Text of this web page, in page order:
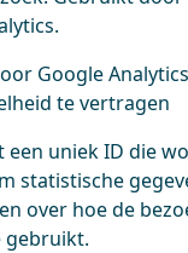
Google
te vertragen
een uniek ID die
statistische
over hoe de
gebruikt.